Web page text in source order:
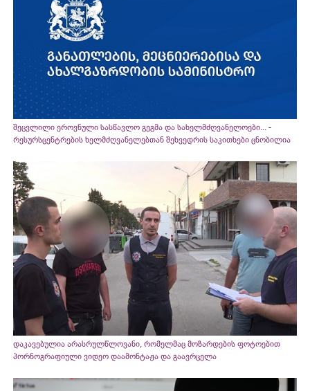
შეცვლილი ეროვნული სასწავლო გეგმა და სახელმძღვანელოები... -
რესურსცენტრების ხელმძღვანელებთან შეხვედრის საკითხები ცნობილია
დაკავებულია არასრულწლოვანი, რომელმაც მოზარდების ფოტოებით
პორნოგრაფიული ვიდეო დაამონტაჟა და გაავრცელა